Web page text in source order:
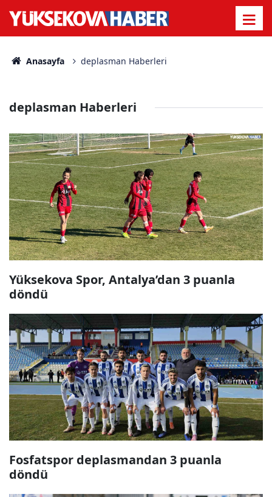
Anasayfa deplasman Haberleri
deplasman Haberleri
Yüksekova Spor, Antalya’dan 3 puanla
döndü
Fosfatspor deplasmandan 3 puanla
döndü